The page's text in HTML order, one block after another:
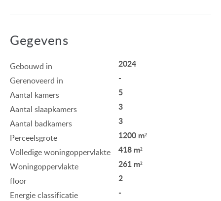
Gegevens
Gebouwd in 2024
Gerenoveerd in -
Aantal kamers 5
Aantal slaapkamers 3
Aantal badkamers 3
Perceelsgrote 1200 m²
Volledige woningoppervlakte 418 m²
Woningoppervlakte 261 m²
floor 2
Energie classificatie -